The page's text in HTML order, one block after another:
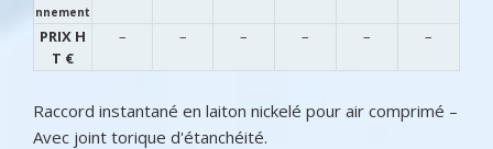
nnement
PRIX H
T €
– – – – – –
Raccord instantané en laiton nickelé pour air comprimé –
Avec joint torique d'étanchéité.